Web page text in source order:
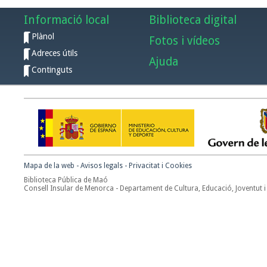
Informació local
Plànol
Adreces útils
Continguts
Biblioteca digital
Fotos i vídeos
Ajuda
Mapa de la web - Avisos legals - Privacitat i Cookies
Biblioteca Pública de Maó
Consell Insular de Menorca - Departament de Cultura, Educació, Joventut